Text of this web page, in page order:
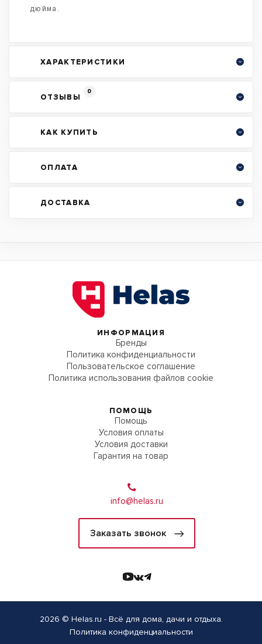
дюйма.
ХАРАКТЕРИСТИКИ
ОТЗЫВЫ
0
КАК КУПИТЬ
ОПЛАТА
ДОСТАВКА
ИНФОРМАЦИЯ
Бренды
Политика конфиденциальности
Пользовательское соглашение
Политика использования файлов cookie
ПОМОЩЬ
Помощь
Условия оплаты
Условия доставки
Гарантия на товар
info@helas.ru
Заказать звонок
2026 © Helas.ru - Всё для дома, дачи и отдыха.
Политика конфиденциальности